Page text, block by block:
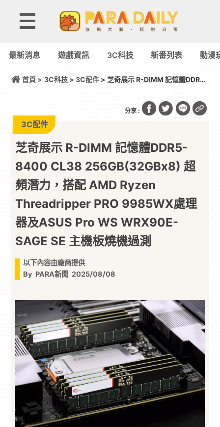
最新消息 遊戲資訊 3C科技 新番列表 動漫
首頁 > 3C科技> 3C配件> 芝奇展示 R-DIMM 記憶體DDR5-
Pro WS WRX90E-SAGE SE 主機板燒機過測
分享 :
3C配件
芝奇展示 R-DIMM 記憶體DDR5-
8400 CL38 256GB(32GBx8) 超
頻潛力，搭配 AMD Ryzen
Threadripper PRO 9985WX處理
器及ASUS Pro WS WRX90E-
SAGE SE 主機板燒機過測
以下內容由廠商提供
By PARA新聞 2025/08/08